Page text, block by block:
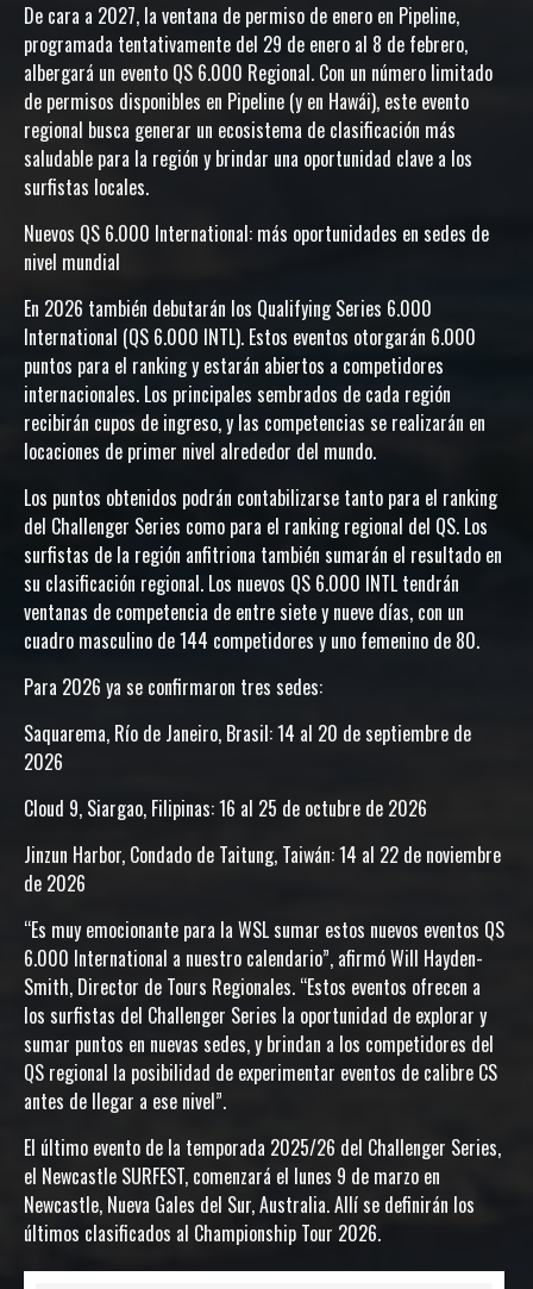
De cara a 2027, la ventana de permiso de enero en Pipeline,
programada tentativamente del 29 de enero al 8 de febrero,
albergará un evento QS 6.000 Regional. Con un número limitado
de permisos disponibles en Pipeline (y en Hawái), este evento
regional busca generar un ecosistema de clasificación más
saludable para la región y brindar una oportunidad clave a los
surfistas locales.
Nuevos QS 6.000 International: más oportunidades en sedes de
nivel mundial
En 2026 también debutarán los Qualifying Series 6.000
International (QS 6.000 INTL). Estos eventos otorgarán 6.000
puntos para el ranking y estarán abiertos a competidores
internacionales. Los principales sembrados de cada región
recibirán cupos de ingreso, y las competencias se realizarán en
locaciones de primer nivel alrededor del mundo.
Los puntos obtenidos podrán contabilizarse tanto para el ranking
del Challenger Series como para el ranking regional del QS. Los
surfistas de la región anfitriona también sumarán el resultado en
su clasificación regional. Los nuevos QS 6.000 INTL tendrán
ventanas de competencia de entre siete y nueve días, con un
cuadro masculino de 144 competidores y uno femenino de 80.
Para 2026 ya se confirmaron tres sedes:
Saquarema, Río de Janeiro, Brasil: 14 al 20 de septiembre de
2026
Cloud 9, Siargao, Filipinas: 16 al 25 de octubre de 2026
Jinzun Harbor, Condado de Taitung, Taiwán: 14 al 22 de noviembre
de 2026
“Es muy emocionante para la WSL sumar estos nuevos eventos QS
6.000 International a nuestro calendario”, afirmó Will Hayden-
Smith, Director de Tours Regionales. “Estos eventos ofrecen a
los surfistas del Challenger Series la oportunidad de explorar y
sumar puntos en nuevas sedes, y brindan a los competidores del
QS regional la posibilidad de experimentar eventos de calibre CS
antes de llegar a ese nivel”.
El último evento de la temporada 2025/26 del Challenger Series,
el Newcastle SURFEST, comenzará el lunes 9 de marzo en
Newcastle, Nueva Gales del Sur, Australia. Allí se definirán los
últimos clasificados al Championship Tour 2026.